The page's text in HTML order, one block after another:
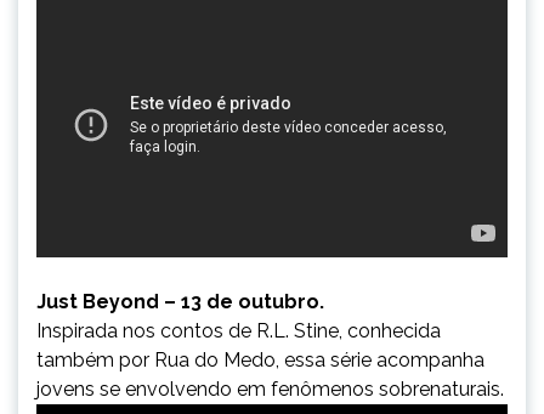
Just Beyond – 13 de outubro.
Inspirada nos contos de R.L. Stine, conhecida
também por Rua do Medo, essa série acompanha
jovens se envolvendo em fenômenos sobrenaturais.